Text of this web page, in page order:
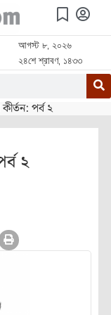
আগস্ট ৮, ২০২৬
২৪শে শ্রাবণ, ১৪৩৩
পর্ব ২
২